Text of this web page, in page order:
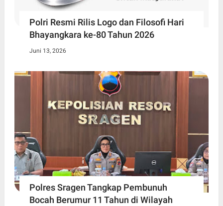
Polri Resmi Rilis Logo dan Filosofi Hari
Bhayangkara ke-80 Tahun 2026
Juni 13, 2026
Polres Sragen Tangkap Pembunuh
Bocah Berumur 11 Tahun di Wilayah